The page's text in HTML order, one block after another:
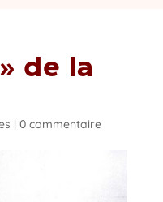
de la
0 commentaire